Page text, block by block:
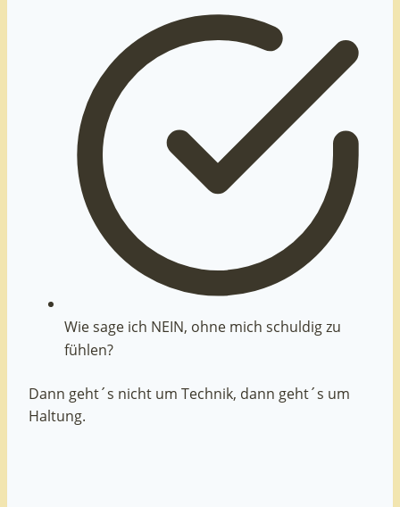
Wie sage ich NEIN, ohne mich schuldig zu
fühlen?
Dann geht´s nicht um Technik, dann geht´s um
Haltung.